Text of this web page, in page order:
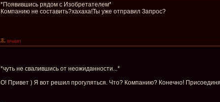
*Появившись рядом с Изобретателем*
Компанию не составить?хахаха!Ты уже отправил Запрос?
*чуть не свалившись от неожиданности...*
О! Привет ) Я вот решил прогуляться. Что? Компанию? Конечно!